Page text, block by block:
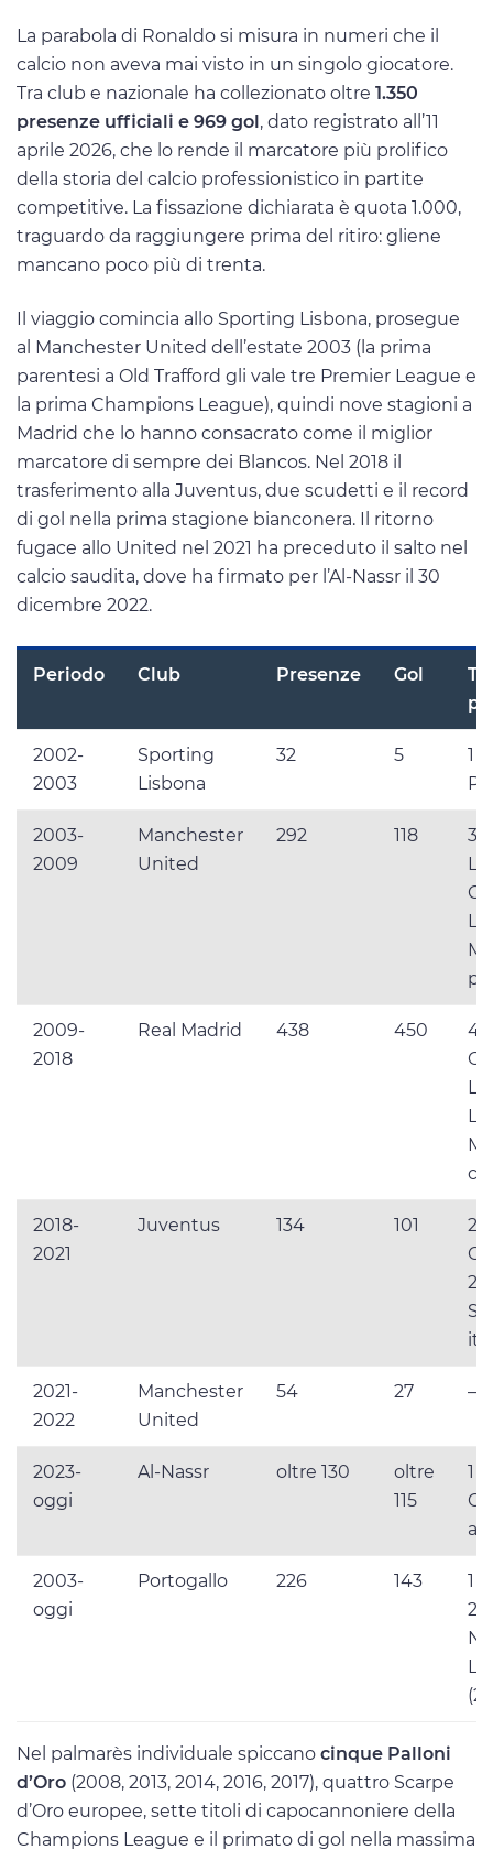
La parabola di Ronaldo si misura in numeri che il
calcio non aveva mai visto in un singolo giocatore.
Tra club e nazionale ha collezionato oltre 1.350
presenze ufficiali e 969 gol , dato registrato all’11
aprile 2026, che lo rende il marcatore più prolifico
della storia del calcio professionistico in partite
competitive. La fissazione dichiarata è quota 1.000,
traguardo da raggiungere prima del ritiro: gliene
mancano poco più di trenta.
Il viaggio comincia allo Sporting Lisbona, prosegue
al Manchester United dell’estate 2003 (la prima
parentesi a Old Trafford gli vale tre Premier League e
la prima Champions League), quindi nove stagioni a
Madrid che lo hanno consacrato come il miglior
marcatore di sempre dei Blancos. Nel 2018 il
trasferimento alla Juventus, due scudetti e il record
di gol nella prima stagione bianconera. Il ritorno
fugace allo United nel 2021 ha preceduto il salto nel
calcio saudita, dove ha firmato per l’Al-Nassr il 30
dicembre 2022.
Periodo Club Presenze Gol
2002-
2003
Sporting
Lisbona
32 5
1
2003-
2009
Manchester
United
292 118
3
2009-
2018
Real Madrid 438 450
4
2018-
2021
Juventus 134 101
2
2
2021-
2022
Manchester
United
54 27 –
2023-
oggi
Al-Nassr oltre 130
oltre
115
1
2003-
oggi
Portogallo 226 143
1
Nel palmarès individuale spiccano cinque Palloni
d’Oro (2008, 2013, 2014, 2016, 2017), quattro Scarpe
d’Oro europee, sette titoli di capocannoniere della
Champions League e il primato di gol nella massima